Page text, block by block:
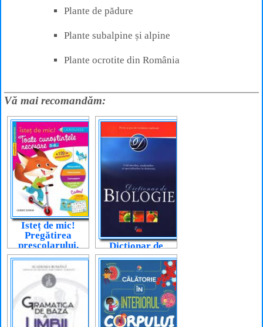
Plante de pădure
Plante subalpine și alpine
Plante ocrotite din România
Vă mai recomandăm:
Isteț de mic!
Pregătirea
preșcolarului.
Toate
cunoștințele
necesare (5-6
ani)
Dicționar de
biologie